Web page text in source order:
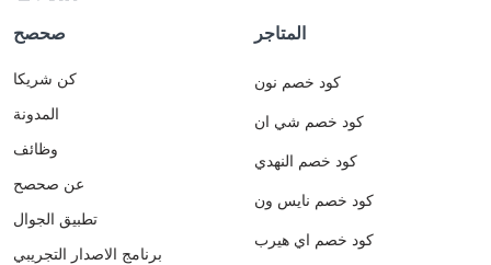
صحصح
كن شريكا
المدونة
وظائف
عن صحصح
تطبيق الجوال
برنامج الاصدار التجريبي
المتاجر
كود خصم نون
كود خصم شي ان
كود خصم النهدي
كود خصم نايس ون
كود خصم اي هيرب